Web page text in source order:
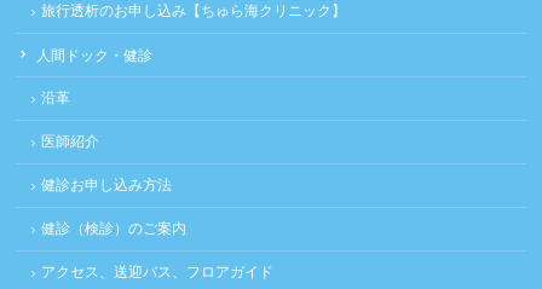
旅行透析のお申し込み【ちゅら海クリニック】
人間ドック・健診
沿革
医師紹介
健診お申し込み方法
健診（検診）のご案内
アクセス、送迎バス、フロアガイド